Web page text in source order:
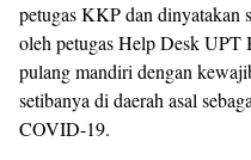
petugas KKP dan dinyatakan
oleh petugas Help Desk
pulang mandiri dengan
setibanya di daerah asal
COVID-19.